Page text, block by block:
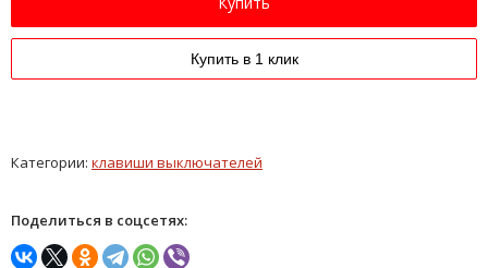
Купить в 1 клик
Категории: клавиши выключателей
Поделиться в соцсетях: